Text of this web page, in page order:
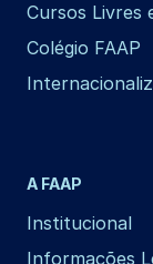
Cursos Livres
Colégio FAAP
A FAAP
Institucional
Informações